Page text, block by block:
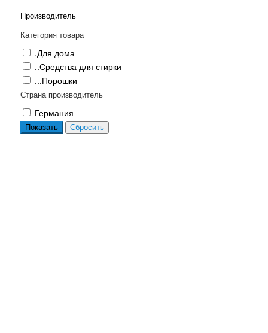
Производитель
Категория товара
.Для дома
..Средства для стирки
...Порошки
Страна производитель
Германия